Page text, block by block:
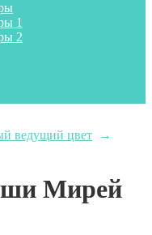
1
2
ведущий цвет →
Мирей